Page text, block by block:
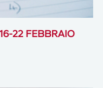
22 FEBBRAIO